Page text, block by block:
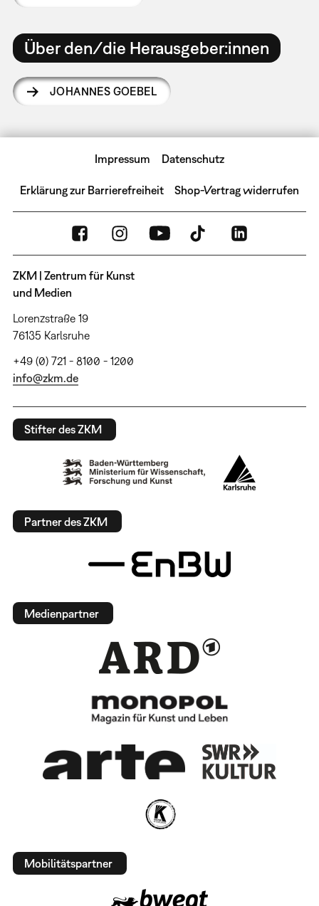
Über den/die Herausgeber:innen
JOHANNES GOEBEL
Impressum Datenschutz
Erklärung zur Barrierefreiheit Shop-Vertrag widerrufen
ZKM | Zentrum für Kunst
und Medien
Lorenzstraße 19
76135 Karlsruhe
+49 (0) 721 - 8100 - 1200
info@zkm.de
Stifter des ZKM
Partner des ZKM
Medienpartner
Mobilitätspartner